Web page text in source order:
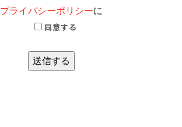
プライバシーポリシーに
同意する